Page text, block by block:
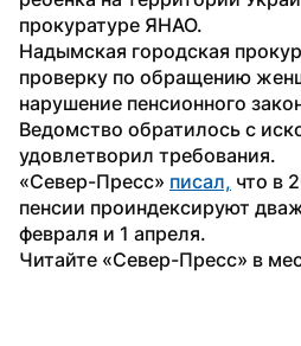
прокуратуре ЯНАО.
Надымская городская
проверку по обращению
нарушение пенсионного
Ведомство обратилось с
удовлетворил требования.
«Север-Пресс» писал, что в
пенсии проиндексируют
февраля и 1 апреля.
Читайте «Север-Пресс» в